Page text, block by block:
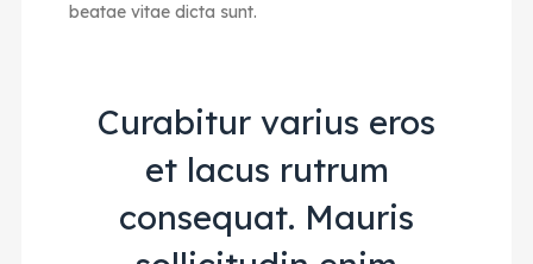
beatae vitae dicta sunt.
Curabitur varius eros
et lacus rutrum
consequat. Mauris